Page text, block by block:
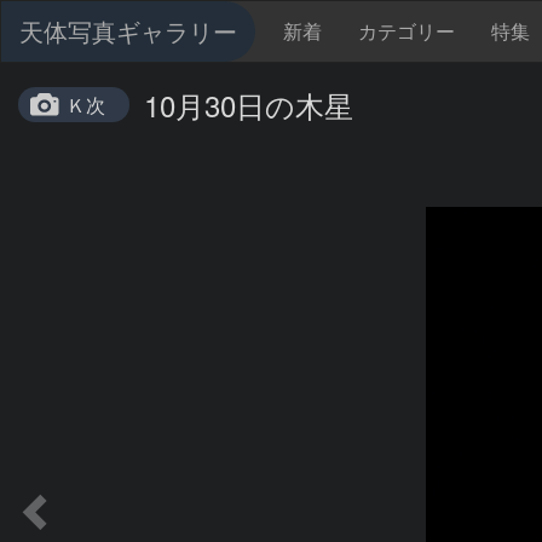
天体写真ギャラリー 新着 カテゴリー 特集
Ｋ次 10月30日の木星